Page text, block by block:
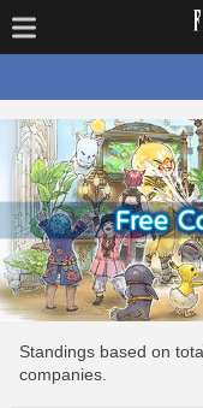
Standings based on
companies.